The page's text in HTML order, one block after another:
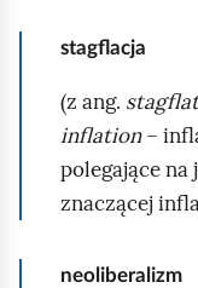
o
d
stagflacja
(z ang.
inflation–
polegające
znaczącej
neoliberalizm